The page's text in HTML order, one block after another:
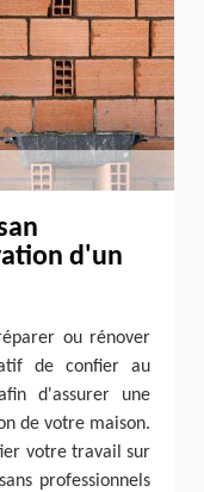
d'un
ou rénover
de confier au
d'assurer une
de votre maison.
votre travail sur
professionnels